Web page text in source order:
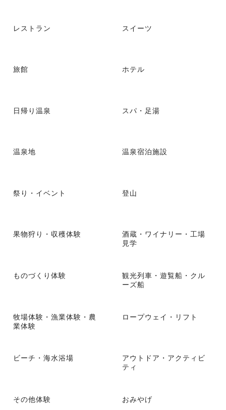
レストラン スイーツ
旅館 ホテル
日帰り温泉 スパ・足湯
温泉地 温泉宿泊施設
祭り・イベント 登山
果物狩り・収穫体験
酒蔵・ワイナリー・工場
見学
ものづくり体験
観光列車・遊覧船・クル
ーズ船
牧場体験・漁業体験・農
業体験
ロープウェイ・リフト
ビーチ・海水浴場
アウトドア・アクティビ
ティ
その他体験 おみやげ